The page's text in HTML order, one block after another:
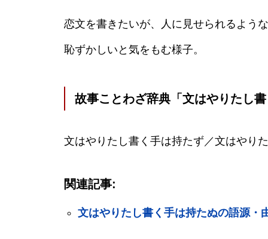
恋文を書きたいが、人に見せられるよう
恥ずかしいと気をもむ様子。
故事ことわざ辞典「文はやりたし
文はやりたし書く手は持たず／文はやり
関連記事:
文はやりたし書く手は持たぬの語源・